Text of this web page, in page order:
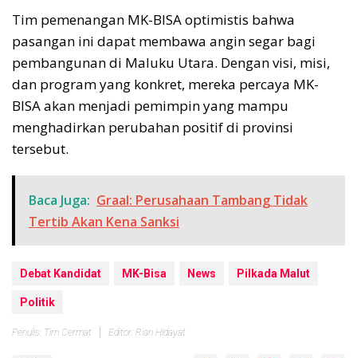
Tim pemenangan MK-BISA optimistis bahwa
pasangan ini dapat membawa angin segar bagi
pembangunan di Maluku Utara. Dengan visi, misi,
dan program yang konkret, mereka percaya MK-
BISA akan menjadi pemimpin yang mampu
menghadirkan perubahan positif di provinsi
tersebut.
Baca Juga: Graal: Perusahaan Tambang Tidak
Tertib Akan Kena Sanksi
Debat Kandidat MK-Bisa News Pilkada Malut
Politik
Penulis: Tim Cermat Editor: Rian Hidayat